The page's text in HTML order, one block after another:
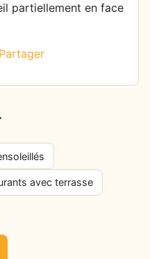
partiellement en face
avec terrasse